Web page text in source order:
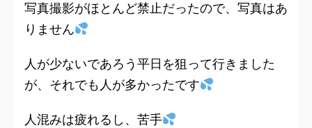
写真撮影がほとんど禁止だったので、写真はあ
りません
人が少ないであろう平日を狙って行きました
が、それでも人が多かったです
人混みは疲れるし、苦手